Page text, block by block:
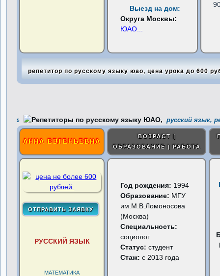
Выезд на дом:
Округа Москвы:
ЮАО
репетитор по русскому языку юао, цена урока до 600
5 русский язык,
АННА ЕВГЕНЬЕВНА
ВОЗРАСТ |
ОБРАЗОВАНИЕ | РАБОТА
РУССКИЙ ЯЗЫК
МАТЕМАТИКА
Год рождения: 1994
Образование: МГУ
им.М.В.Ломоносова
(Москва)
Специальность:
социолог
Статус:студент
Стаж: с 2013 года